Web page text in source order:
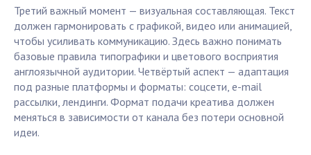
Третий важный момент — визуальная составляющая. Текст
должен гармонировать с графикой, видео или анимацией,
чтобы усиливать коммуникацию. Здесь важно понимать
базовые правила типографики и цветового восприятия
англоязычной аудитории. Четвёртый аспект — адаптация
под разные платформы и форматы: соцсети, e-mail
рассылки, лендинги. Формат подачи креатива должен
меняться в зависимости от канала без потери основной
идеи.